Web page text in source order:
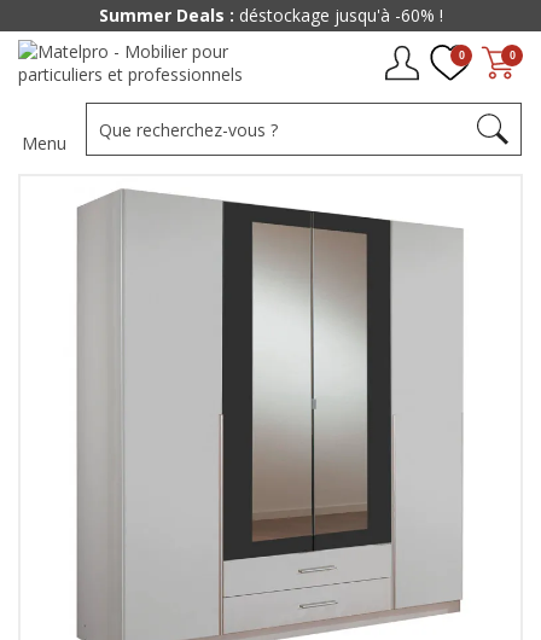
0
0
Menu
Summer Deals : déstockage jusqu'à -60% !